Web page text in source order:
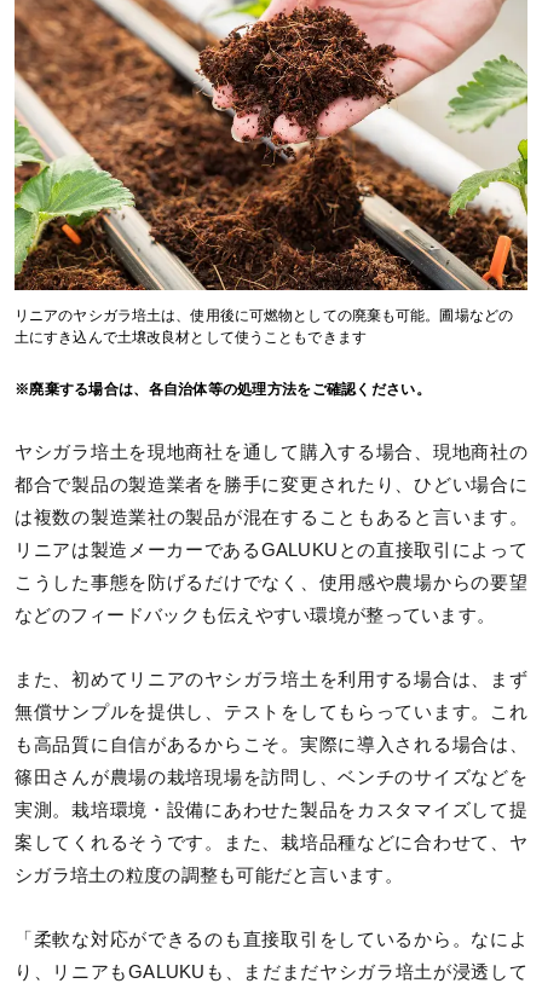
リニアのヤシガラ培土は、使用後に可燃物としての廃棄も可能。圃場などの
土にすき込んで土壌改良材として使うこともできます
※廃棄する場合は、各自治体等の処理方法をご確認ください。
ヤシガラ培土を現地商社を通して購入する場合、現地商社の
都合で製品の製造業者を勝手に変更されたり、ひどい場合に
は複数の製造業社の製品が混在することもあると言います。
リニアは製造メーカーであるGALUKUとの直接取引によって
こうした事態を防げるだけでなく、使用感や農場からの要望
などのフィードバックも伝えやすい環境が整っています。
また、初めてリニアのヤシガラ培土を利用する場合は、まず
無償サンプルを提供し、テストをしてもらっています。これ
も高品質に自信があるからこそ。実際に導入される場合は、
篠田さんが農場の栽培現場を訪問し、ベンチのサイズなどを
実測。栽培環境・設備にあわせた製品をカスタマイズして提
案してくれるそうです。また、栽培品種などに合わせて、ヤ
シガラ培土の粒度の調整も可能だと言います。
「柔軟な対応ができるのも直接取引をしているから。なによ
り、リニアもGALUKUも、まだまだヤシガラ培土が浸透して